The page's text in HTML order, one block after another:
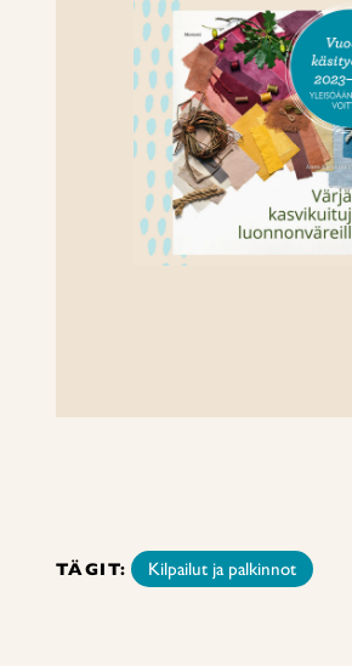
TÄGIT: Kilpailut ja palkinnot